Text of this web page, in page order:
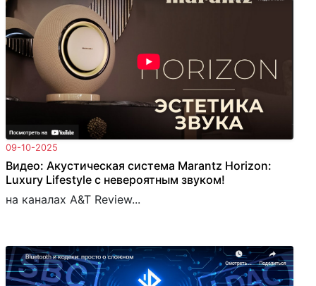
09-10-2025
Видео: Акустическая система Marantz Horizon:
Luxury Lifestyle с невероятным звуком!
на каналах A&T Review...